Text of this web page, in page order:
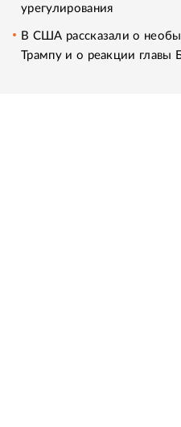
урегулирования
В США рассказали о
Трампу и о реакции главы